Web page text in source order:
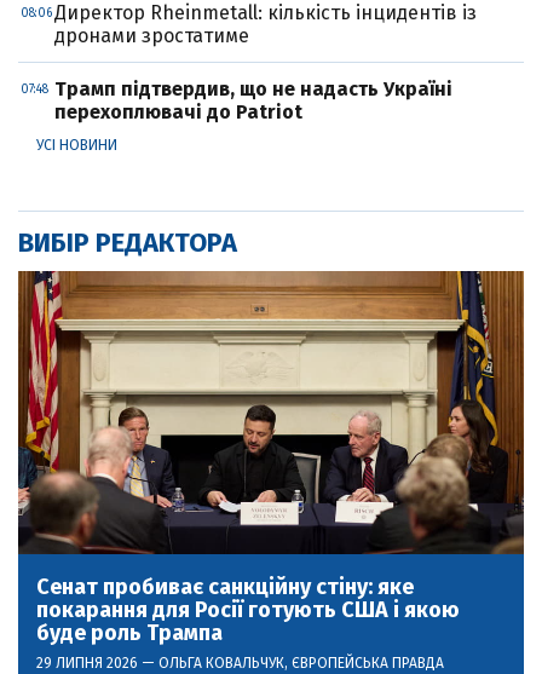
08:06Директор Rheinmetall: кількість інцидентів із
дронами зростатиме
07:48 Трамп підтвердив, що не надасть Україні
перехоплювачі до Patriot
УСІ НОВИНИ
ВИБІР РЕДАКТОРА
Сенат пробиває санкційну стіну: яке
покарання для Росії готують США і якою
буде роль Трампа
29 ЛИПНЯ 2026 — ОЛЬГА КОВАЛЬЧУК, ЄВРОПЕЙСЬКА ПРАВДА